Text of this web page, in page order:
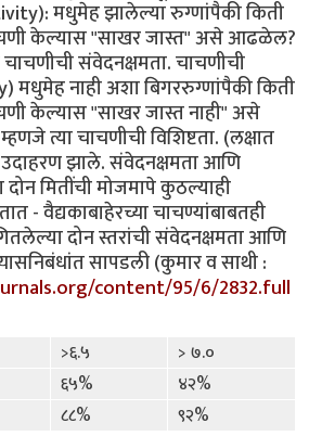
मधुमेह झालेल्या रुग्णांपैकी किती
केल्यास "साखर जास्त" असे आढळेल?
संवेदनक्षमता. चाचणीची
मधुमेह नाही अशा बिगररुग्णांपैकी किती
केल्यास "साखर जास्त नाही" असे
त्या चाचणीची विशिष्टता. (लक्षात
झाले. संवेदनक्षमता आणि
दोन मितींची मोजमापे कुठल्याही
- वैद्यकाबाहेरच्या चाचण्यांबाबतही
दोन स्तरांची संवेदनक्षमता आणि
सापडली (कुमार व साथी :
content/95/6/2832.full
>६.५
> ७.०
६५%
४२%
८८% ९२%